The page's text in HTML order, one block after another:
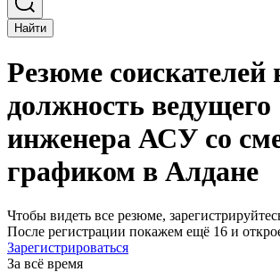
Найти
Резюме соискателей
должность ведущего
инженера АСУ со
графиком в Алдане
Чтобы видеть все резюме,
После регистрации покажем ещё 16 и
Зарегистрироваться
За всё время